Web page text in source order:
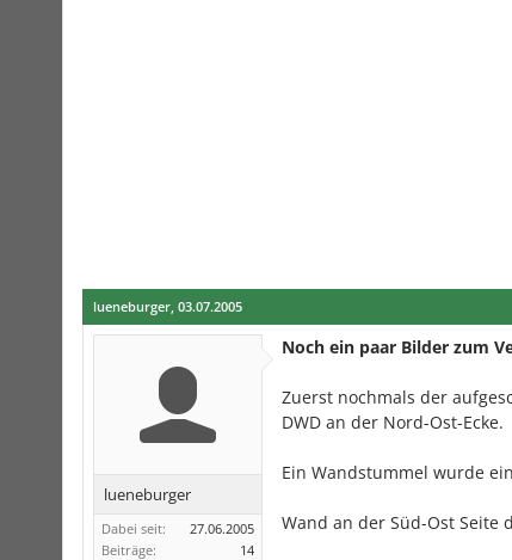
lueneburger, 03.07.2005
lueneburger
Dabei seit:
27.06.2005
Beiträge:
14
Noch ein paar Bilder zum
Zuerst nochmals der
DWD an der Nord-Ost-Ecke.
Ein Wandstummel wurde
Wand an der Süd-Ost Seite